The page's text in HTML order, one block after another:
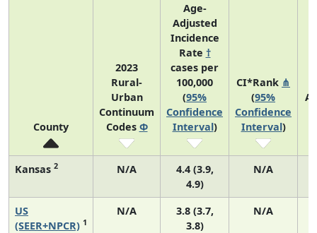
County
2023
Rural-
Urban
Continuum
Codes Φ
Age-
Adjusted
Incidence
Rate †
cases per
100,000
(95%
Confidence
Interval)
CI*Rank ⋔
(95%
Confidence
Interval)
Kansas 2 N/A
4.4 (3.9,
4.9)
N/A
US
(SEER+NPCR) 1
N/A
3.8 (3.7,
3.8)
N/A